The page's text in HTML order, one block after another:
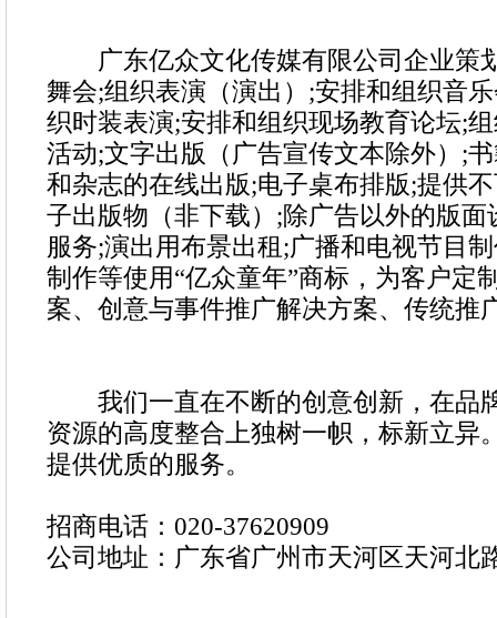
广东亿众文化传媒有限公司企业策
舞会;组织表演（演出）;安排和组织音
织时装表演;安排和组织现场教育论坛;
活动;文字出版（广告宣传文本除外）;
和杂志的在线出版;电子桌布排版;提供
子出版物（非下载）;除广告以外的版面
服务;演出用布景出租;广播和电视节目
制作等使用“亿众童年”商标，为客户定
案、创意与事件推广解决方案、传统推
我们一直在不断的创意创新，在品
资源的高度整合上独树一帜，标新立异
提供优质的服务。
招商电话： 020-37620909
公司地址：广东省广州市天河区天河北